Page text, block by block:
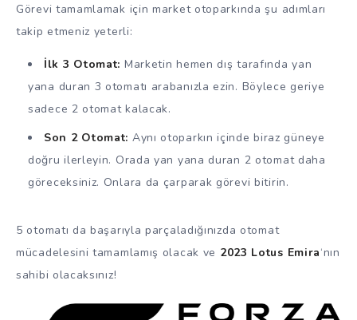
Görevi tamamlamak için market otoparkında şu adımları
takip etmeniz yeterli:
İlk 3 Otomat: Marketin hemen dış tarafında yan
yana duran 3 otomatı arabanızla ezin. Böylece geriye
sadece 2 otomat kalacak.
Son 2 Otomat: Aynı otoparkın içinde biraz güneye
doğru ilerleyin. Orada yan yana duran 2 otomat daha
göreceksiniz. Onlara da çarparak görevi bitirin.
5 otomatı da başarıyla parçaladığınızda otomat
mücadelesini tamamlamış olacak ve 2023 Lotus Emira‘nın
sahibi olacaksınız!